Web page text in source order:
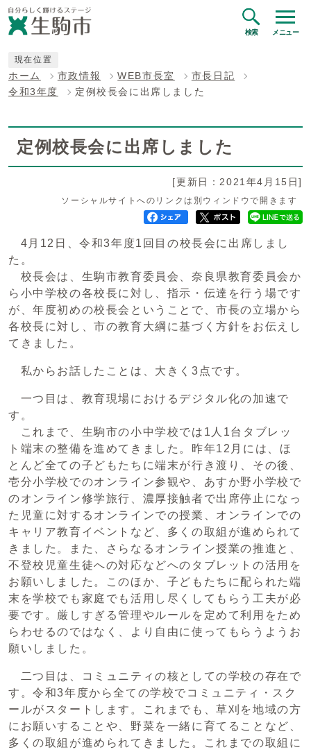
検索 メニュー
現在位置
ホーム 市政情報 WEB市長室
市長日記
令和3年度
定例校長会に出席しました
定例校長会に出席しました
[更新日：2021年4月15日]
ソーシャルサイトへのリンクは別ウィンドウで開きます
4月12日、令和3年度1回目の校長会に出席しまし
た。
校長会は、生駒市教育委員会、奈良県教育委員会か
ら小中学校の各校長に対し、指示・伝達を行う場です
が、年度初めの校長会ということで、市長の立場から
各校長に対し、市の教育大綱に基づく方針をお伝えし
てきました。
私からお話したことは、大きく3点です。
一つ目は、教育現場におけるデジタル化の加速で
す。
これまで、生駒市の小中学校では1人1台タブレッ
ト端末の整備を進めてきました。昨年12月には、ほ
とんど全ての子どもたちに端末が行き渡り、その後、
壱分小学校でのオンライン参観や、あすか野小学校で
のオンライン修学旅行、濃厚接触者で出席停止になっ
た児童に対するオンラインでの授業、オンラインでの
キャリア教育イベントなど、多くの取組が進められて
きました。また、さらなるオンライン授業の推進と、
不登校児童生徒への対応などへのタブレットの活用を
お願いしました。このほか、子どもたちに配られた端
末を学校でも家庭でも活用し尽くしてもらう工夫が必
要です。厳しすぎる管理やルールを定めて利用をため
らわせるのではなく、より自由に使ってもらうようお
願いしました。
二つ目は、コミュニティの核としての学校の存在で
す。令和3年度から全ての学校でコミュニティ・スク
ールがスタートします。これまでも、草刈を地域の方
にお願いすることや、野菜を一緒に育てることなど、
多くの取組が進められてきました。これまでの取組に